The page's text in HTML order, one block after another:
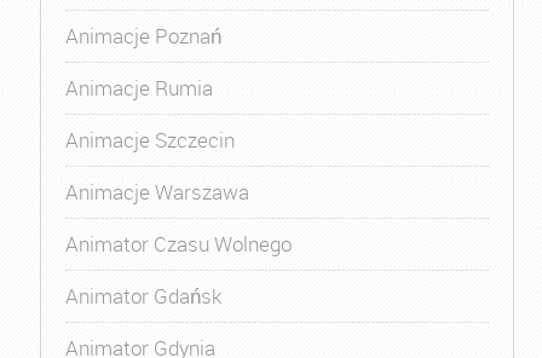
Animacje Poznań
Animacje Rumia
Animacje Szczecin
Animacje Warszawa
Animator Czasu Wolnego
Animator Gdańsk
Animator Gdynia